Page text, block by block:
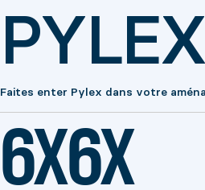
PYLEX
Faites enter Pylex dans votre
6X6X